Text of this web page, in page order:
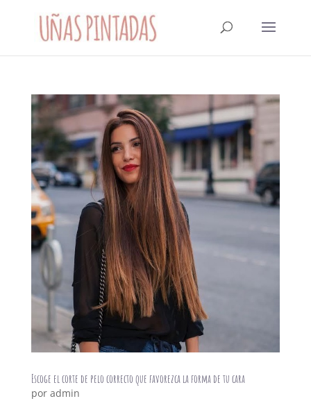
Escoge el corte de pelo correcto que favorezca la forma de tu cara
por admin